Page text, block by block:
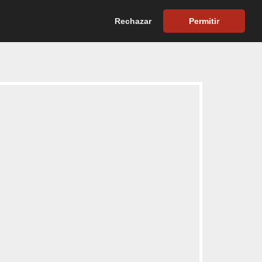
Rechazar Permitir
INFORMACIÓN CONTACTO